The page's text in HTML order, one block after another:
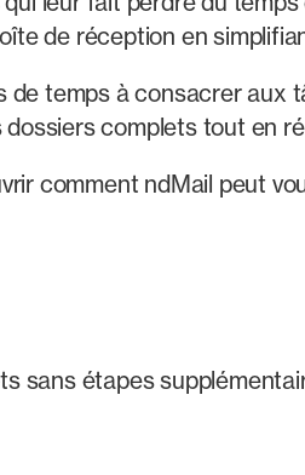
de réception en
temps à consacrer
complets tout en
comment ndMail peut
sans étapes